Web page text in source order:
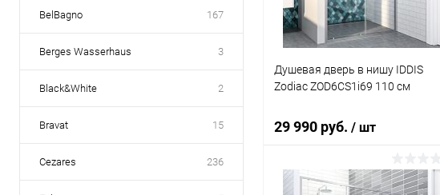
BelBagno 167
Berges Wasserhaus 3
Black&White 2
Bravat 15
Cezares 236
Душевая дверь в нишу IDDIS
Zodiac ZOD6CS1i69 110 см
29 990 руб. / шт